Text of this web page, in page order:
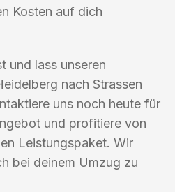
Kosten auf dich
und lass unseren
nach Strassen
uns noch heute für
und profitiere von
Leistungspaket. Wir
bei deinem Umzug zu